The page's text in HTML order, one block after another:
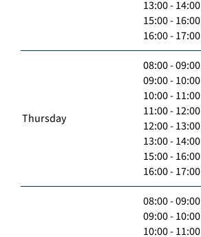
13:00 - 14:00
15:00 - 16:00
16:00 - 17:00
Thursday
08:00 - 09:00
09:00 - 10:00
10:00 - 11:00
11:00 - 12:00
12:00 - 13:00
13:00 - 14:00
15:00 - 16:00
16:00 - 17:00
08:00 - 09:00
09:00 - 10:00
10:00 - 11:00